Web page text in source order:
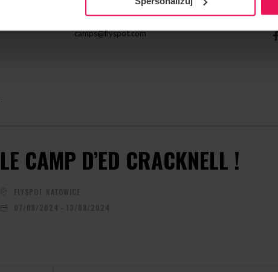
CONTACT CONCERNANT L'ÉVÉNEMENT
camps@flyspot.com
LE CAMP D’ED CRACKNELL !
FLYSPOT KATOWICE
07/08/2024 - 13/08/2024